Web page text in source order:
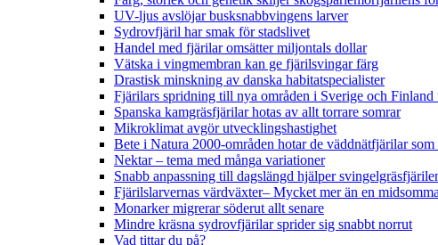
UV-ljus avslöjar busksnabbvingens larver
Sydrovfjäril har smak för stadslivet
Handel med fjärilar omsätter miljontals dollar
Vätska i vingmembran kan ge fjärilsvingar färg
Drastisk minskning av danska habitatspecialister
Fjärilars spridning till nya områden i Sverige och Finland
Spanska kamgräsfjärilar hotas av allt torrare somrar
Mikroklimat avgör utvecklingshastighet
Bete i Natura 2000-områden hotar de väddnätfjärilar som
Nektar – tema med många variationer
Snabb anpassning till dagslängd hjälper
Fjärilslarvernas värdväxter– Mycket mer än en
Monarker migrerar söderut allt senare
Mindre kräsna sydrovfjärilar sprider sig snabbt norrut
Vad tittar du på?